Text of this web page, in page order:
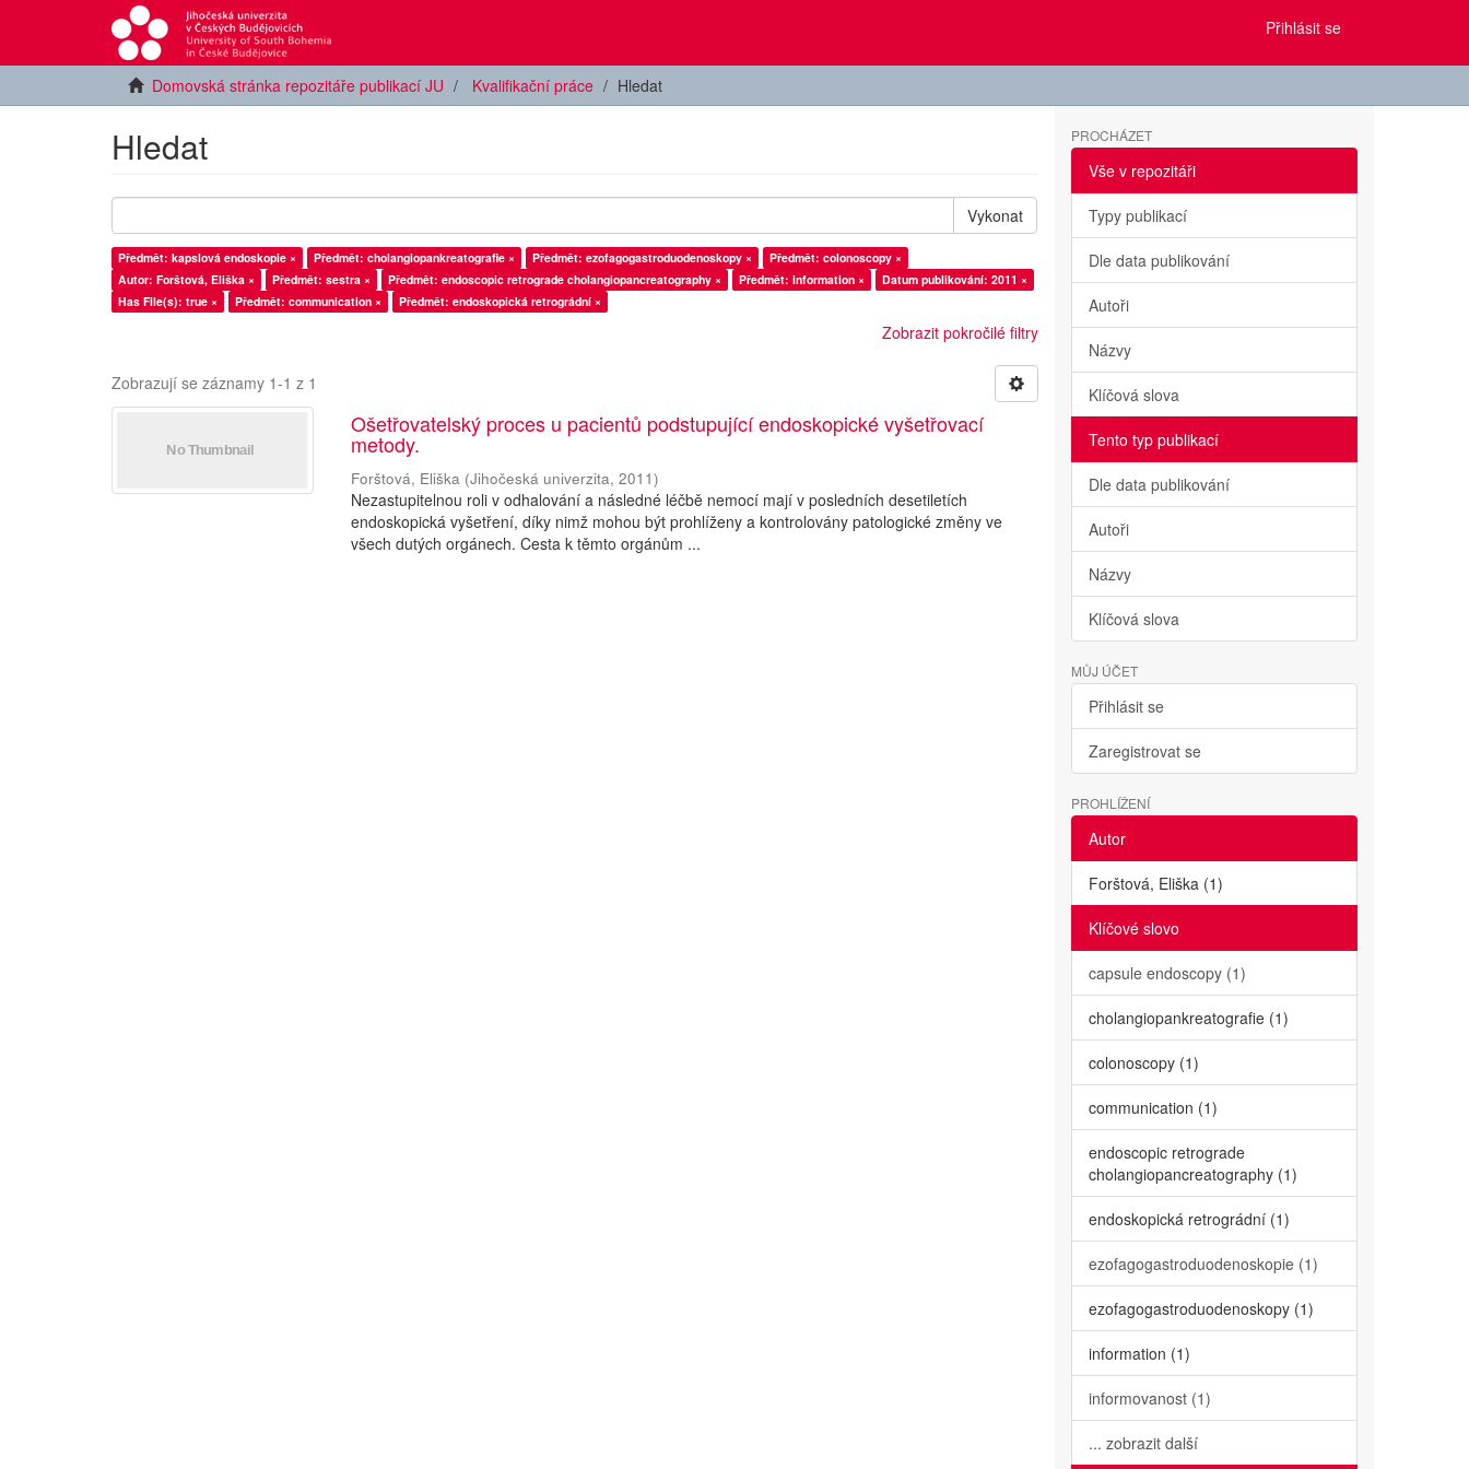
Přihlásit se
Domovská stránka repozitáře publikací JU Kvalifikační práce Hledat
Hledat
Vykonat
Předmět: kapslová endoskopie × Předmět: cholangiopankreatografie × Předmět: ezofagogastroduodenoskopy ×
Předmět: colonoscopy ×
Autor: Forštová, Eliška ×
Předmět: sestra × Předmět: endoscopic retrograde cholangiopancreatography × Předmět: information ×
Datum publikování: 2011 ×
Has File(s): true ×
Předmět: communication × Předmět: endoskopická retrográdní ×
Zobrazit pokročilé filtry
Zobrazují se záznamy 1-1 z 1
Ošetřovatelský proces u pacientů podstupující endoskopické vyšetřovací
metody.
Forštová, Eliška (Jihočeská univerzita,2011)
Nezastupitelnou roli v odhalování a následné léčbě nemocí mají v posledních desetiletích
endoskopická vyšetření, díky nimž mohou být prohlíženy a kontrolovány patologické změny ve
všech dutých orgánech. Cesta k těmto orgánům ...
PROCHÁZET
Vše v repozitáři
Typy publikací
Dle data publikování
Autoři
Názvy
Klíčová slova
Tento typ publikací
Dle data publikování
Autoři
Názvy
Klíčová slova
MŮJ ÚČET
Přihlásit se
Zaregistrovat se
PROHLÍŽENÍ
Autor
Forštová, Eliška (1)
Klíčové slovo
capsule endoscopy (1)
cholangiopankreatografie (1)
colonoscopy (1)
communication (1)
endoscopic retrograde
cholangiopancreatography (1)
endoskopická retrográdní (1)
ezofagogastroduodenoskopie (1)
ezofagogastroduodenoskopy (1)
information (1)
informovanost (1)
... zobrazit další